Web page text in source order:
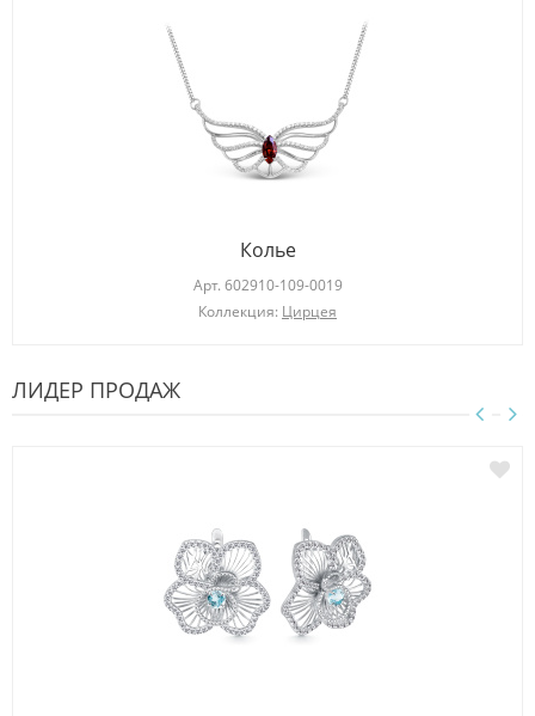
Колье
Арт. 602910-109-0019
Коллекция: Цирцея
ЛИДЕР ПРОДАЖ